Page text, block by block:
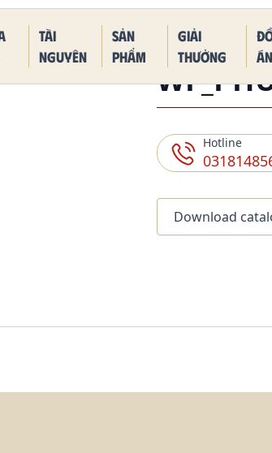
Tài
nguyên
Sản
phẩm
Giải
thưởng
án
Blue Dragon Form
Hotline
Download